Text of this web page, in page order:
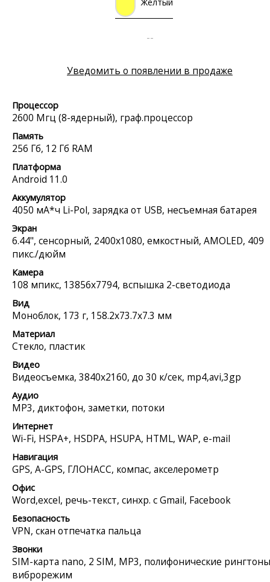
--
Уведомить о появлении в продаже
Процессор
2600 Мгц (8-ядерный), граф.процессор
Память
256 Гб, 12 Гб RAM
Платформа
Android 11.0
Аккумулятор
4050 мА*ч Li-Pol, зарядка от USB, несъемная батарея
Экран
6.44", сенсорный, 2400x1080, емкостный, AMOLED, 409
пикс./дюйм
Камера
108 мпикс, 13856x7794, вспышка 2-светодиода
Вид
Моноблок, 173 г, 158.2x73.7x7.3 мм
Материал
Стекло, пластик
Видео
Видеосъемка, 3840x2160, до 30 к/сек, mp4,avi,3gp
Аудио
MP3, диктофон, заметки, потоки
Интернет
Wi-Fi, HSPA+, HSDPA, HSUPA, HTML, WAP, e-mail
Навигация
GPS, A-GPS, ГЛОНАСС, компас, акселерометр
Офис
Word,excel, речь-текст, синхр. с Gmail, Facebook
Безопасность
VPN, скан отпечатка пальца
Звонки
SIM-карта nano, 2 SIM, MP3, полифонические
виброрежим